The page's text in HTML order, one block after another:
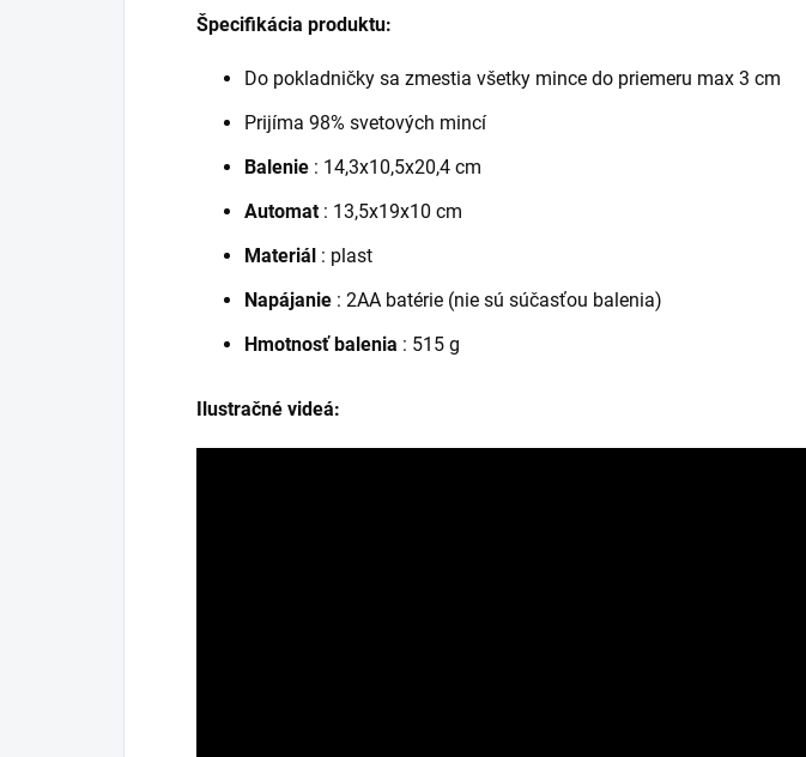
Špecifikácia produktu:
Do pokladničky sa zmestia všetky mince do priemeru max 3 cm
Prijíma 98% svetových mincí
Balenie : 14,3x10,5x20,4 cm
Automat: 13,5x19x10 cm
Materiál : plast
Napájanie : 2AA batérie (nie sú súčasťou balenia)
Hmotnosť balenia : 515 g
Ilustračné videá: